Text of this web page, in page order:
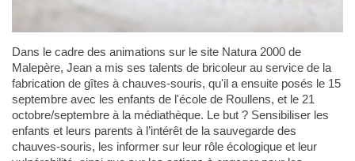
Dans le cadre des animations sur le site Natura 2000 de
Malepère, Jean a mis ses talents de bricoleur au service de la
fabrication de gîtes à chauves-souris, qu'il a ensuite posés le 15
septembre avec les enfants de l'école de Roullens, et le 21
octobre/septembre à la médiathèque. Le but ? Sensibiliser les
enfants et leurs parents à l’intérêt de la sauvegarde des
chauves-souris, les informer sur leur rôle écologique et leur